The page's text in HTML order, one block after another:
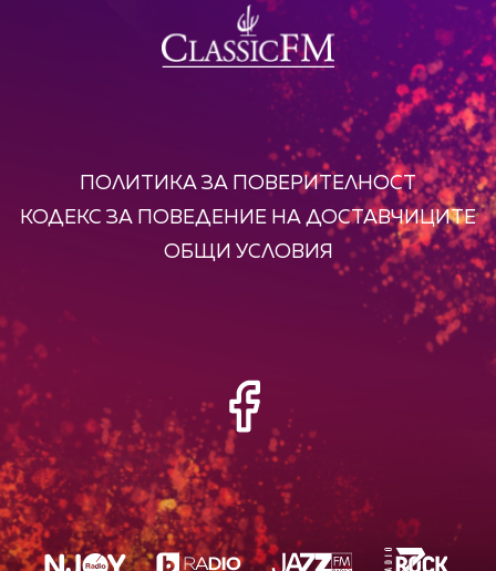
ПОЛИТИКА ЗА ПОВЕРИТЕЛНОСТ
КОДЕКС ЗА ПОВЕДЕНИЕ НА ДОСТАВЧИЦИТЕ
ОБЩИ УСЛОВИЯ